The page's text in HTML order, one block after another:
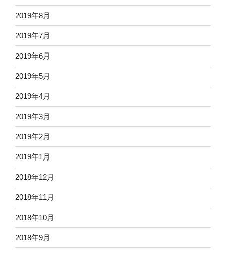
2019年8月
2019年7月
2019年6月
2019年5月
2019年4月
2019年3月
2019年2月
2019年1月
2018年12月
2018年11月
2018年10月
2018年9月